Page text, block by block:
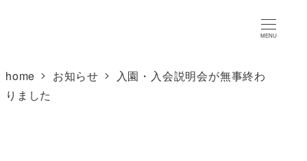
MENU
home お知らせ
入園・入会説明会が無事終わ
りました